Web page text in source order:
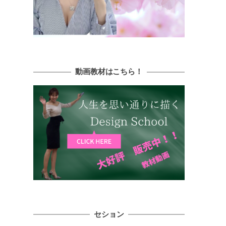
動画教材はこちら！
セション